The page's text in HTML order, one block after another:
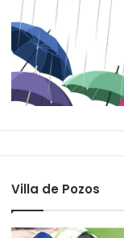
Villa de Pozos